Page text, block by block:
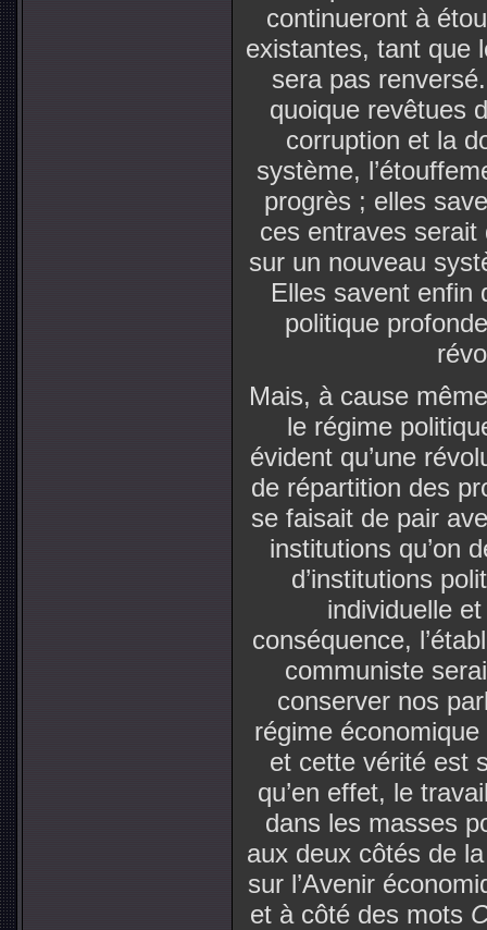
continueront à
existantes, tant que
sera pas
quoique revêtues
corruption et la
système,
progrès ; elles
ces entraves serait
sur un nouveau
Elles savent enfin
politique
Mais, à cause
le régime
évident qu’une
de répartition des
se faisait de pair
institutions qu’on
d’institutions
individuelle
conséquence,
communiste
conserver nos
régime
et cette vérité est
qu’en effet, le
dans les masses
aux deux côtés de
sur l’Avenir
et à côté des mots